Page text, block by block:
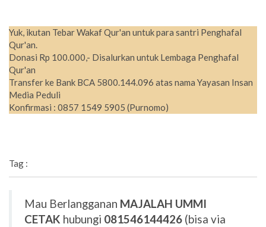
Yuk, ikutan Tebar Wakaf Qur'an untuk para santri Penghafal
Qur'an.
Donasi Rp 100.000,- Disalurkan untuk Lembaga Penghafal
Qur'an
Transfer ke Bank BCA 5800.144.096 atas nama Yayasan Insan
Media Peduli
Konfirmasi : 0857 1549 5905 (Purnomo)
Tag :
Mau Berlangganan MAJALAH UMMI
CETAK hubungi 081546144426 (bisa via